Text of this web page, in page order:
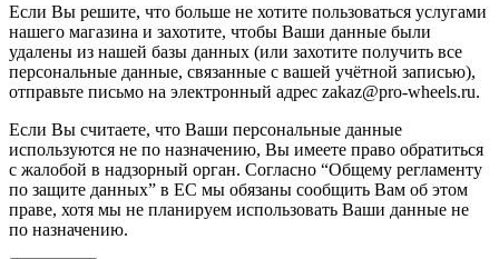
Если Вы решите, что больше не хотите пользоваться услугами
нашего магазина и захотите, чтобы Ваши данные были
удалены из нашей базы данных (или захотите получить все
персональные данные, связанные с вашей учётной записью),
отправьте письмо на электронный адрес zakaz@pro-wheels.ru.
Если Вы считаете, что Ваши персональные данные
используются не по назначению, Вы имеете право обратиться
с жалобой в надзорный орган. Согласно “Общему регламенту
по защите данных” в ЕС мы обязаны сообщить Вам об этом
праве, хотя мы не планируем использовать Ваши данные не
по назначению.